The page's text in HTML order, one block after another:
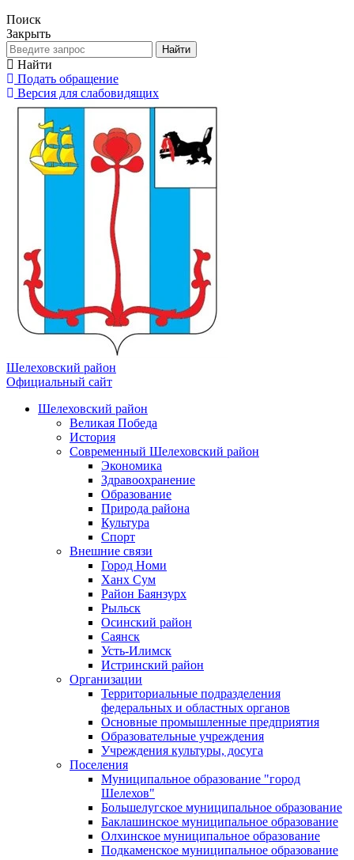
Поиск
Закрыть
Найти
Найти
Подать обращение
Версия для слабовидящих
Шелеховский район
Официальный сайт
Шелеховский район
Великая Победа
История
Современный Шелеховский район
Экономика
Здравоохранение
Образование
Природа района
Культура
Спорт
Внешние связи
Город Номи
Ханх Сум
Район Баянзурх
Рыльск
Осинский район
Саянск
Усть-Илимск
Истринский район
Организации
Территориальные подразделения
федеральных и областных органов
Основные промышленные предприятия
Образовательные учреждения
Учреждения культуры, досуга
Поселения
Муниципальное образование "город
Шелехов"
Большелугское муниципальное образование
Баклашинское муниципальное образование
Олхинское муниципальное образование
Подкаменское муниципальное образование